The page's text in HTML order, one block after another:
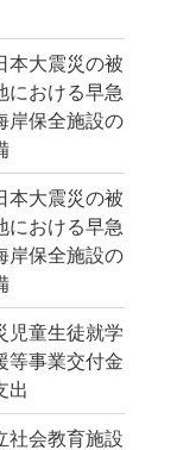
本大震災の被
における早急
岸保全施設の
本大震災の被
における早急
岸保全施設の
児童生徒就学
等事業交付金
出
社会教育施設